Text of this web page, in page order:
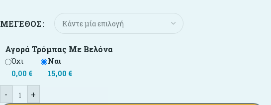
ΜΈΓΕΘΟΣ
Αγορά Τρόμπας Με Βελόνα
Όχι
0,00 €
Ναι
15,00 €
- +